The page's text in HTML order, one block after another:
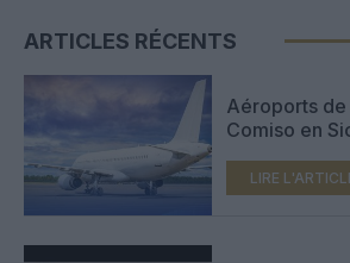
ARTICLES RÉCENTS
Aéroports de
Comiso en
Vinci
LIRE